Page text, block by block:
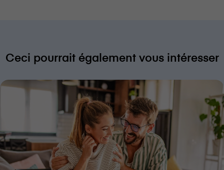
Ceci pourrait également vous intéresser